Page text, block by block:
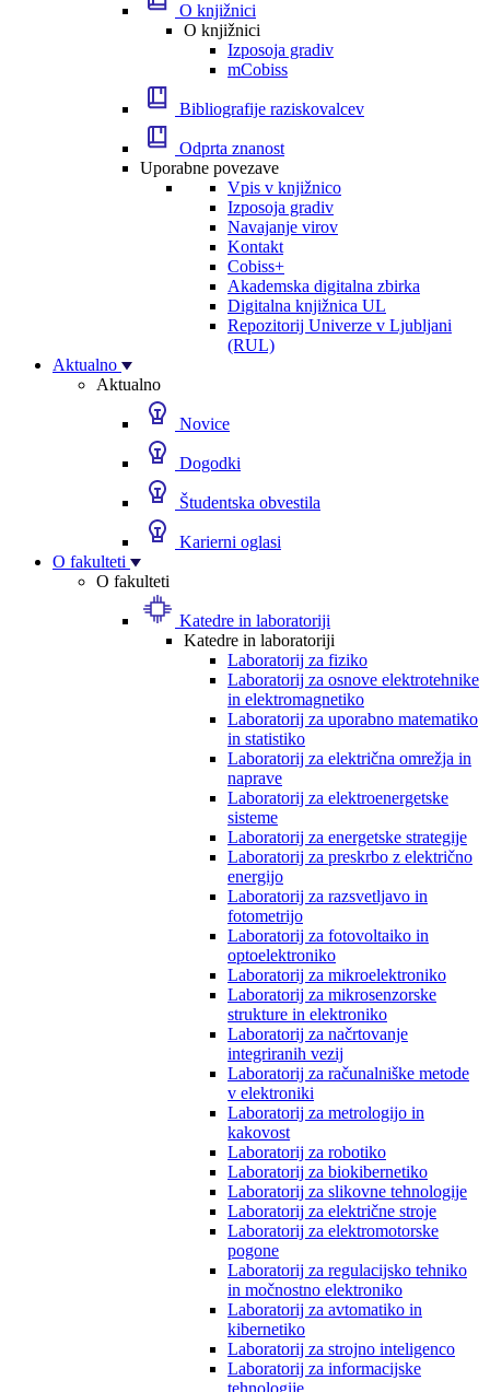
O knjižnici
O knjižnici
Izposoja gradiv
mCobiss
Bibliografije raziskovalcev
Odprta znanost
Uporabne povezave
Vpis v knjižnico
Izposoja gradiv
Navajanje virov
Kontakt
Cobiss+
Akademska digitalna zbirka
Digitalna knjižnica UL
Repozitorij Univerze v Ljubljani
(RUL)
Aktualno
Aktualno
Novice
Dogodki
Študentska obvestila
Karierni oglasi
O fakulteti
O fakulteti
Katedre in laboratoriji
Katedre in laboratoriji
Laboratorij za fiziko
Laboratorij za osnove elektrotehnike
in elektromagnetiko
Laboratorij za uporabno matematiko
in statistiko
Laboratorij za električna omrežja in
naprave
Laboratorij za elektroenergetske
sisteme
Laboratorij za energetske strategije
Laboratorij za preskrbo z električno
energijo
Laboratorij za razsvetljavo in
fotometrijo
Laboratorij za fotovoltaiko in
optoelektroniko
Laboratorij za mikroelektroniko
Laboratorij za mikrosenzorske
strukture in elektroniko
Laboratorij za načrtovanje
integriranih vezij
Laboratorij za računalniške metode
v elektroniki
Laboratorij za metrologijo in
kakovost
Laboratorij za robotiko
Laboratorij za biokibernetiko
Laboratorij za slikovne tehnologije
Laboratorij za električne stroje
Laboratorij za elektromotorske
pogone
Laboratorij za regulacijsko tehniko
in močnostno elektroniko
Laboratorij za avtomatiko in
kibernetiko
Laboratorij za strojno inteligenco
Laboratorij za informacijske
tehnologije